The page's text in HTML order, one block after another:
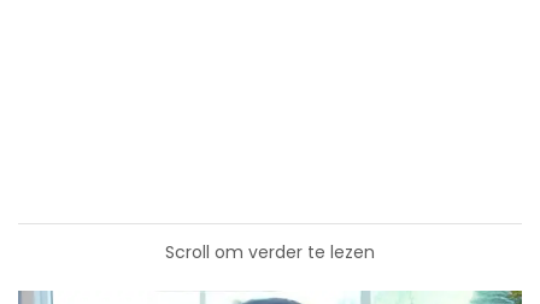
Scroll om verder te lezen